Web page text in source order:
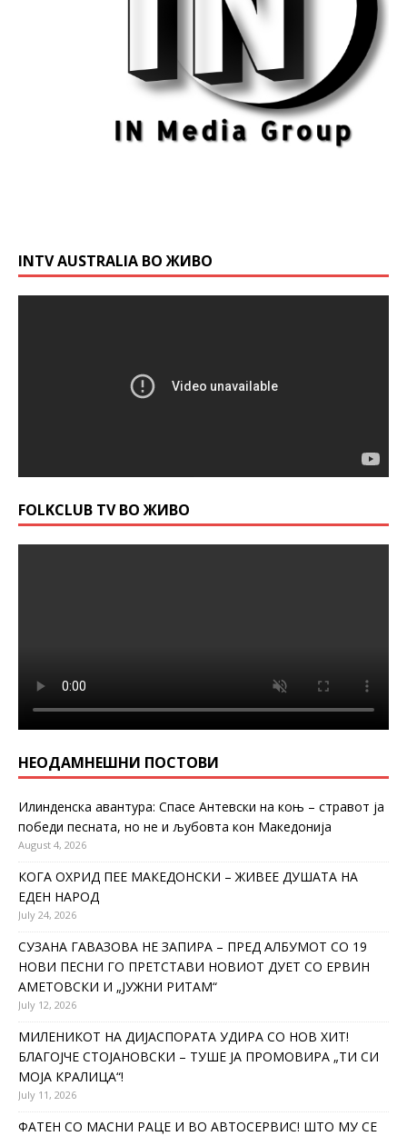
INTV AUSTRALIA ВО ЖИВО
FOLKCLUB TV ВО ЖИВО
НЕОДАМНЕШНИ ПОСТОВИ
Илинденска авантура: Спасе Антевски на коњ – стравот ја
победи песната, но не и љубовта кон Македонија
August 4, 2026
КОГА ОХРИД ПЕЕ МАКЕДОНСКИ – ЖИВЕЕ ДУШАТА НА
ЕДЕН НАРОД
July 24, 2026
СУЗАНА ГАВАЗОВА НЕ ЗАПИРА – ПРЕД АЛБУМОТ СО 19
НОВИ ПЕСНИ ГО ПРЕТСТАВИ НОВИОТ ДУЕТ СО ЕРВИН
АМЕТОВСКИ И „ЈУЖНИ РИТАМ“
July 12, 2026
МИЛЕНИКОТ НА ДИЈАСПОРАТА УДИРА СО НОВ ХИТ!
БЛАГОЈЧЕ СТОЈАНОВСКИ – ТУШЕ ЈА ПРОМОВИРА „ТИ СИ
МОЈА КРАЛИЦА“!
July 11, 2026
ФАТЕН СО МАСНИ РАЦЕ И ВО АВТОСЕРВИС! ШТО МУ СЕ